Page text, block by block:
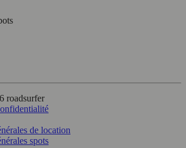
roadsurfer
de location
spots